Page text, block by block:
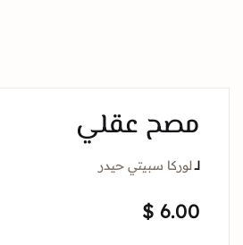
مصح عقلي
لــ لوركا سبيتي حيدر
$ 6.00